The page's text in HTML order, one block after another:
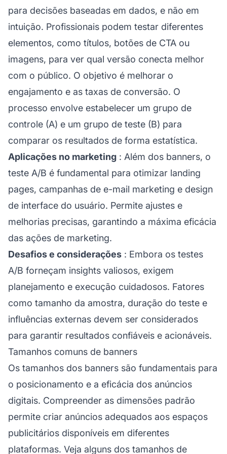
para decisões baseadas em dados, e não em
intuição. Profissionais podem testar diferentes
elementos, como títulos, botões de CTA ou
imagens, para ver qual versão conecta melhor
com o público. O objetivo é melhorar o
engajamento e as taxas de conversão. O
processo envolve estabelecer um grupo de
controle (A) e um grupo de teste (B) para
comparar os resultados de forma estatística.
Aplicações no marketing : Além dos banners, o
teste A/B é fundamental para otimizar landing
pages, campanhas de e-mail marketing e design
de interface do usuário. Permite ajustes e
melhorias precisas, garantindo a máxima eficácia
das ações de marketing.
Desafios e considerações : Embora os testes
A/B forneçam insights valiosos, exigem
planejamento e execução cuidadosos. Fatores
como tamanho da amostra, duração do teste e
influências externas devem ser considerados
para garantir resultados confiáveis e acionáveis.
Tamanhos comuns de banners
Os tamanhos dos banners são fundamentais para
o posicionamento e a eficácia dos anúncios
digitais. Compreender as dimensões padrão
permite criar anúncios adequados aos espaços
publicitários disponíveis em diferentes
plataformas. Veja alguns dos tamanhos de